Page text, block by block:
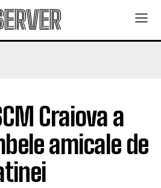
Craiova a
amicale de